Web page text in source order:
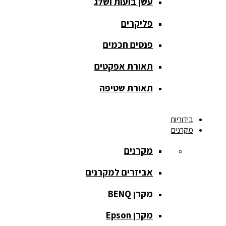
מסך הקרנה
roll up
מסך הקרנה
חצובה
ידני
מסך הקרנה
מסך הקרנה
קבוע
פליקרים
פנסים חכמים
תאורת אפקטים
תאורת שטיפה
בידוריות
מקרנים
מקרנים
אביזרים למקרנים
מקרן BENQ
מקרן Epson